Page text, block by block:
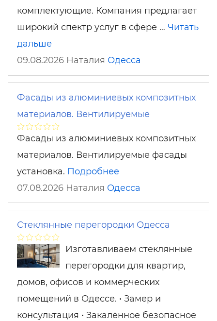
комплектующие. Компания предлагает
широкий спектр услуг в сфере … Читать
дальше
09.08.2026 Наталия Одесса
Фасады из алюминиевых композитных
материалов. Вентилируемые
Фасады из алюминиевых композитных
материалов. Вентилируемые фасады
установка. Подробнее
07.08.2026 Наталия Одесса
Стеклянные перегородки Одесса
Изготавливаем стеклянные
перегородки для квартир,
домов, офисов и коммерческих
помещений в Одессе. • Замер и
консультация • Закалённое безопасное